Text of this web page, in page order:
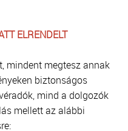
ELRENDELT
mindent megtesz annak
biztonságos
mind a dolgozók
mellett az alábbi